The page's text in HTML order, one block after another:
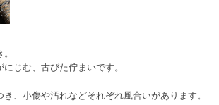
じむ、古びた佇まいです。
き、小傷や汚れなどそれぞれ風合いがあります。